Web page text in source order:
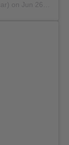
on Jun 26, 2019 at 8:53am PDT